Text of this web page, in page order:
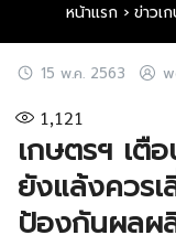
หน้าแรก › ข่าวเ
15 พ.ค. 2563
1,121
เกษตรฯ เตื
ยังแล้งควรเ
ป้องกันผลผ